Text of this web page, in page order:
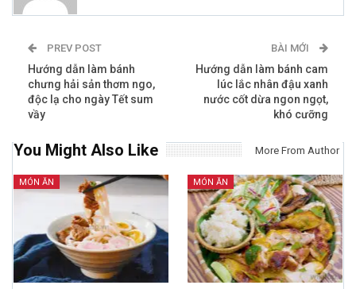
PREV POST
Hướng dẫn làm bánh
chưng hải sản thơm ngo,
độc lạ cho ngày Tết sum
vầy
BÀI MỚI
Hướng dẫn làm bánh cam
lúc lắc nhân đậu xanh
nước cốt dừa ngon ngọt,
khó cưỡng
You Might Also Like More From Author
MÓN ĂN MÓN ĂN